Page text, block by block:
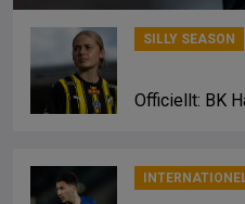
SILLY SEASON
Officiellt: BK